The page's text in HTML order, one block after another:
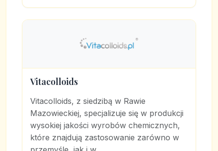
Vitacolloids
Vitacolloids, z siedzibą w Rawie
Mazowieckiej, specjalizuje się w produkcji
wysokiej jakości wyrobów chemicznych,
które znajdują zastosowanie zarówno w